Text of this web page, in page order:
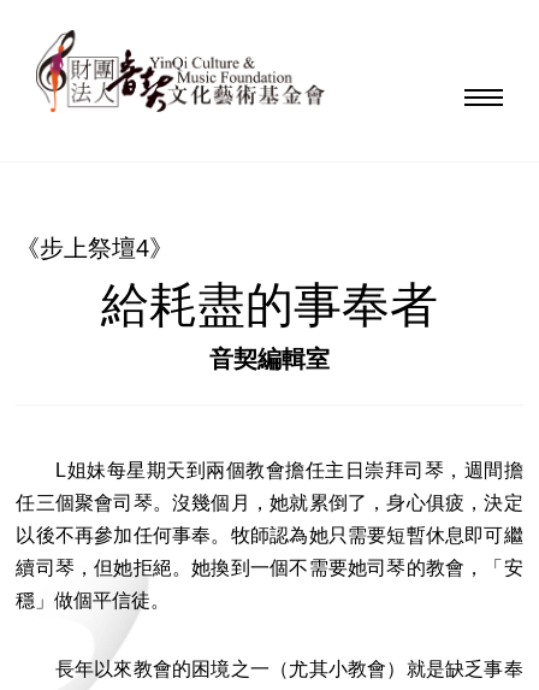
《步上祭壇4》
給耗盡的事奉者
音契編輯室
L姐妹每星期天到兩個教會擔任主日崇拜司琴，週間擔
任三個聚會司琴。沒幾個月，她就累倒了，身心俱疲，決定
以後不再參加任何事奉。牧師認為她只需要短暫休息即可繼
續司琴，但她拒絕。她換到一個不需要她司琴的教會，「安
穩」做個平信徒。
長年以來教會的困境之一（尤其小教會）就是缺乏事奉